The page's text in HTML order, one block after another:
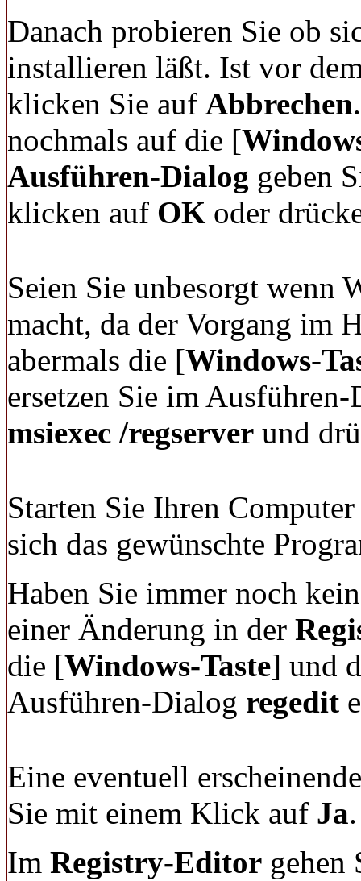
Danach probieren Sie ob
installieren läßt. Ist vor
klicken Sie auf Abbrechen
nochmals auf die [
Ausführen-Dialog geben
klicken auf OK oder
Seien Sie unbesorgt wenn
macht, da der Vorgang im
abermals die [Windows-
ersetzen Sie im
msiexec /regserver und
Starten Sie Ihren
sich das gewünschte
Haben Sie immer noch
einer Änderung in der
die [Windows-Taste] und
Ausführen-Dialog regedit
Eine eventuell
Sie mit einem Klick auf Ja.
Im Registry-Editor gehen